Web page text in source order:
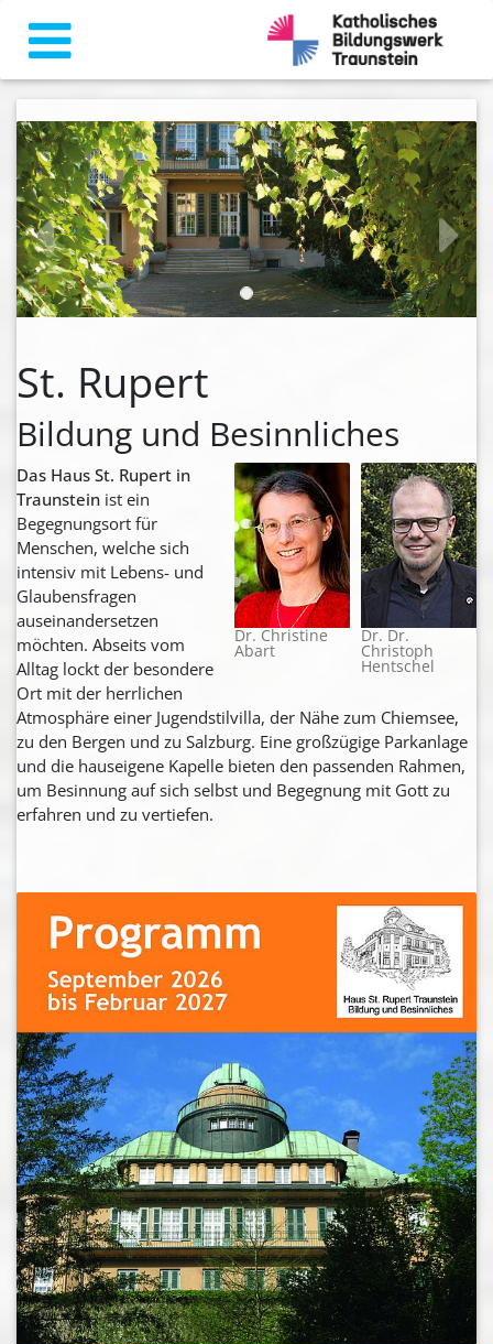
zurück weiter
St. Rupert
Bildung und Besinnliches
Dr. Christine
Abart
Dr. Dr.
Christoph
Hentschel
Das Haus St. Rupert in
Traunstein ist ein
Begegnungsort für
Menschen, welche sich
intensiv mit Lebens- und
Glaubensfragen
auseinandersetzen
möchten. Abseits vom
Alltag lockt der besondere
Ort mit der herrlichen
Atmosphäre einer Jugendstilvilla, der Nähe zum Chiemsee,
zu den Bergen und zu Salzburg. Eine großzügige Parkanlage
und die hauseigene Kapelle bieten den passenden Rahmen,
um Besinnung auf sich selbst und Begegnung mit Gott zu
erfahren und zu vertiefen.